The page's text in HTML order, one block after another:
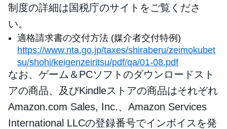
制度の詳細は国税庁のサイトをご覧くださ
い。
適格請求書の交付方法 (媒介者交付特例)
https://www.nta.go.jp/taxes/shiraberu/zeimokubet
su/shohi/keigenzeiritsu/pdf/qa/01-08.pdf
なお、ゲーム＆PCソフトのダウンロードスト
アの商品、及びKindleストアの商品はそれぞれ
Amazon.com Sales, Inc.、Amazon Services
International LLCの登録番号でインボイスを発